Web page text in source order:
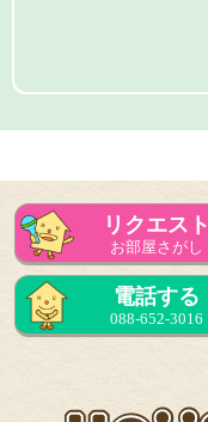
リクエスト
お部屋さがし
電話する
088-652-3016